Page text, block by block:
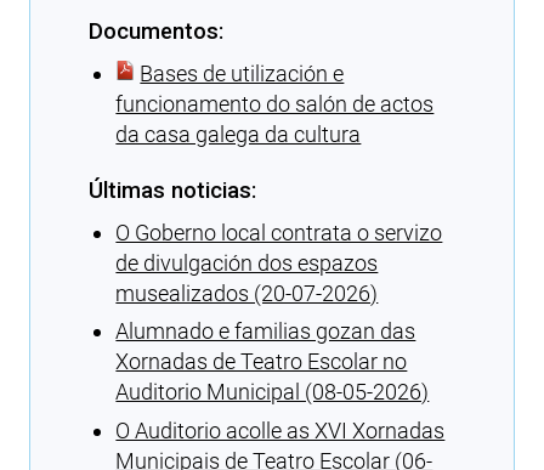
Documentos:
Bases de utilización e
funcionamento do salón de actos
da casa galega da cultura
Últimas noticias:
O Goberno local contrata o servizo
de divulgación dos espazos
musealizados (20-07-2026)
Alumnado e familias gozan das
Xornadas de Teatro Escolar no
Auditorio Municipal (08-05-2026)
O Auditorio acolle as XVI Xornadas
Municipais de Teatro Escolar (06-